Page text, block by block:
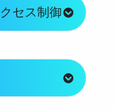
セス制御